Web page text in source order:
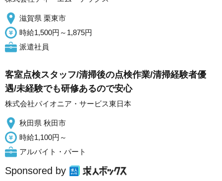
滋賀県 栗東市
時給1,500円～1,875円
派遣社員
客室点検スタッフ/清掃後の点検作業/清掃経験者優
遇/未経験でも研修あるので安心
株式会社パイオニア・サービス東日本
秋田県 秋田市
時給1,100円～
アルバイト・パート
Sponsored by